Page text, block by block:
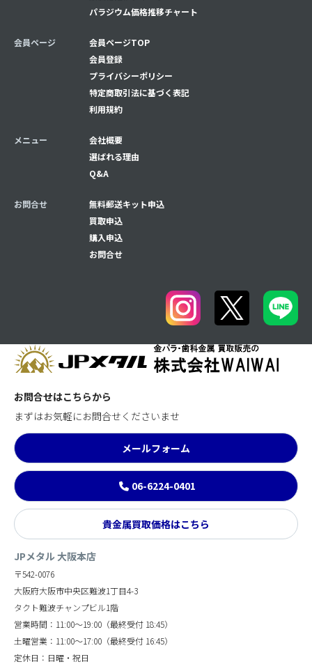
パラジウム価格推移チャート
会員ページ
会員ページTOP
会員登録
プライバシーポリシー
特定商取引法に基づく表記
利用規約
メニュー
会社概要
選ばれる理由
Q&A
お問合せ
無料郵送キット申込
買取申込
購入申込
お問合せ
お問合せはこちらから
まずはお気軽にお問合せくださいませ
メールフォーム
06-6224-0401
貴金属買取価格はこちら
JPメタル 大阪本店
〒542-0076
大阪府大阪市中央区難波1丁目4-3
タクト難波チャンプビル1階
営業時間：11:00～19:00（最終受付 18:45）
土曜営業：11:00～17:00（最終受付 16:45）
定休日：日曜・祝日